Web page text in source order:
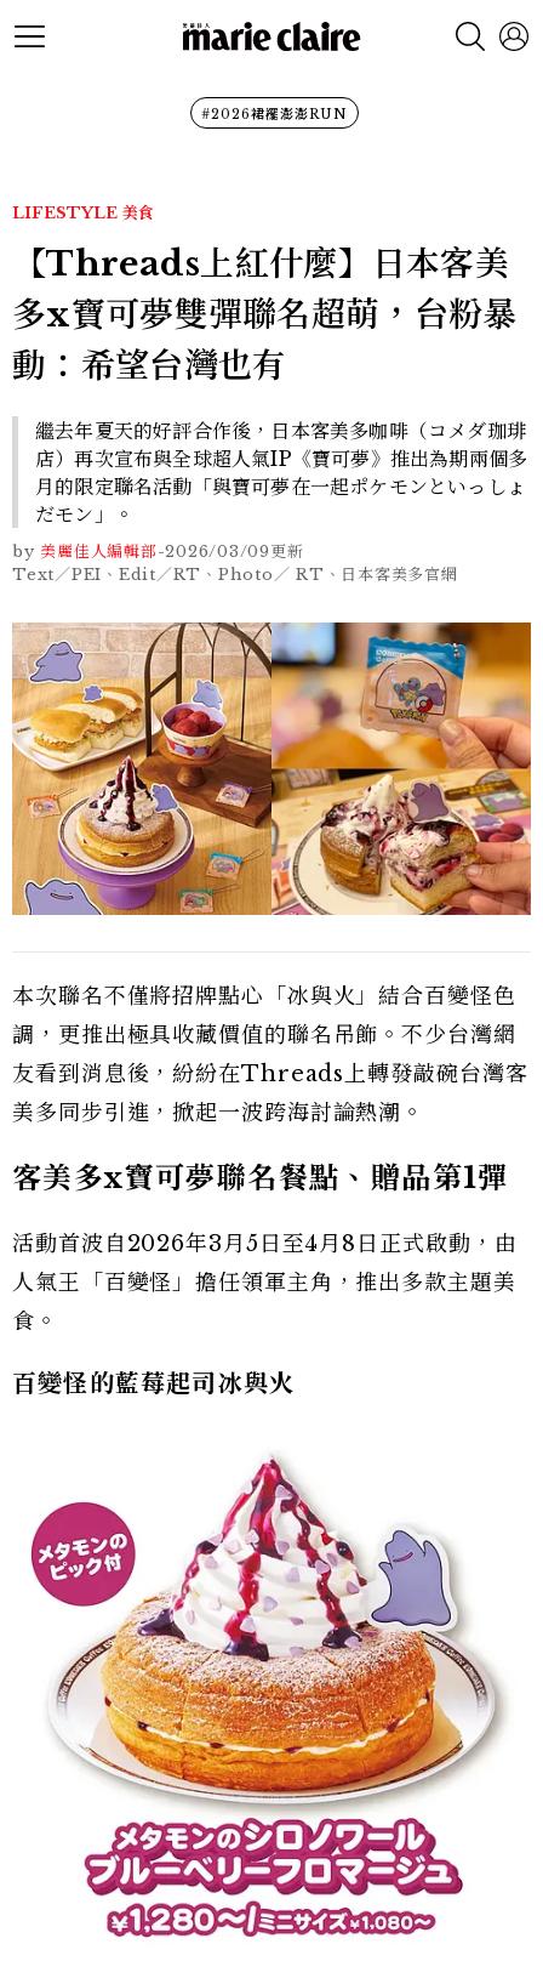
#2026裙襬澎澎RUN
LIFESTYLE 美食
【Threads上紅什麼】日本客美
多x寶可夢雙彈聯名超萌，台粉暴
動：希望台灣也有
繼去年夏天的好評合作後，日本客美多咖啡（コメダ珈琲
店）再次宣布與全球超人氣IP《寶可夢》推出為期兩個多
月的限定聯名活動「與寶可夢在一起ポケモンといっしょ
だモン」。
by 美麗佳人編輯部-2026/03/09更新
Text／PEI、Edit／RT、Photo／ RT、日本客美多官網
本次聯名不僅將招牌點心「冰與火」結合百變怪色
調，更推出極具收藏價值的聯名吊飾。不少台灣網
友看到消息後，紛紛在Threads上轉發敲碗台灣客
美多同步引進，掀起一波跨海討論熱潮。
客美多x寶可夢聯名餐點、贈品第1彈
活動首波自2026年3月5日至4月8日正式啟動，由
人氣王「百變怪」擔任領軍主角，推出多款主題美
食。
百變怪的藍莓起司冰與火